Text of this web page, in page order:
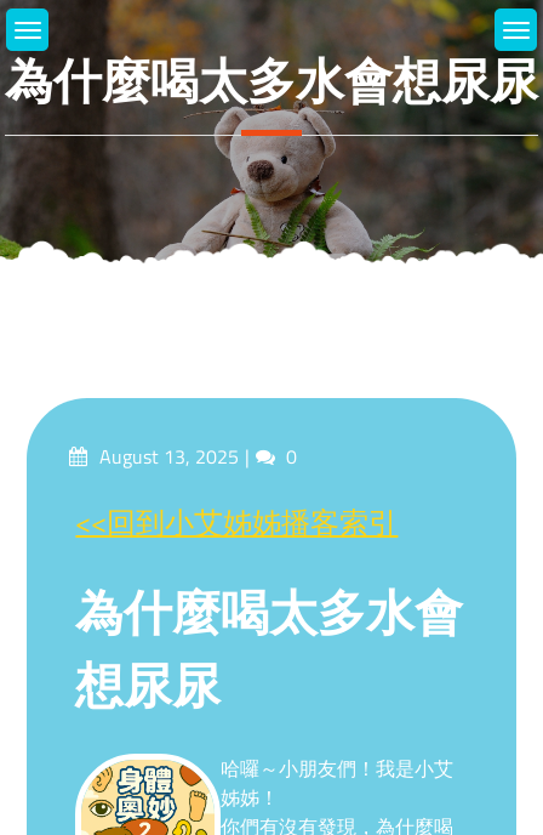
Skip
to
content
為什麼喝太多水會想尿尿
PostedAugust 13, 2025 Comments
0
<<回到小艾姊姊播客索引
為什麼喝太多水會
想尿尿
哈囉～小朋友們！我是小艾
姊姊！
你們有沒有發現，為什麼喝